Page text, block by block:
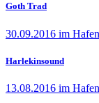
Goth Trad
30.09.2016 im
Harlekinsound
13.08.2016 im